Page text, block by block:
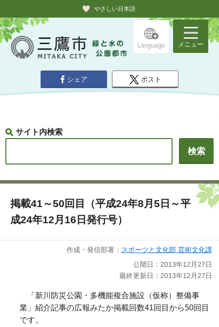
やさしい日本語
Language メニュー
シェア ポスト
サイト内検索
掲載41～50回目（平成24年8月5日～平
成24年12月16日発行号）
作成・発信部署： スポーツと文化部 芸術文化課
公開日：2013年12月27日
最終更新日：2013年12月27日
「新川防災公園・多機能複合施設（仮称）整備事
業」紹介記事の広報みたか掲載回数41回目から50回目
です。